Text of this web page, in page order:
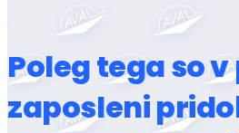
To fix it you can:
1. In the Slider Settings ->
option: Put JS Includes To
2. Find the double jquery.js
Poleg tega so
zaposleni